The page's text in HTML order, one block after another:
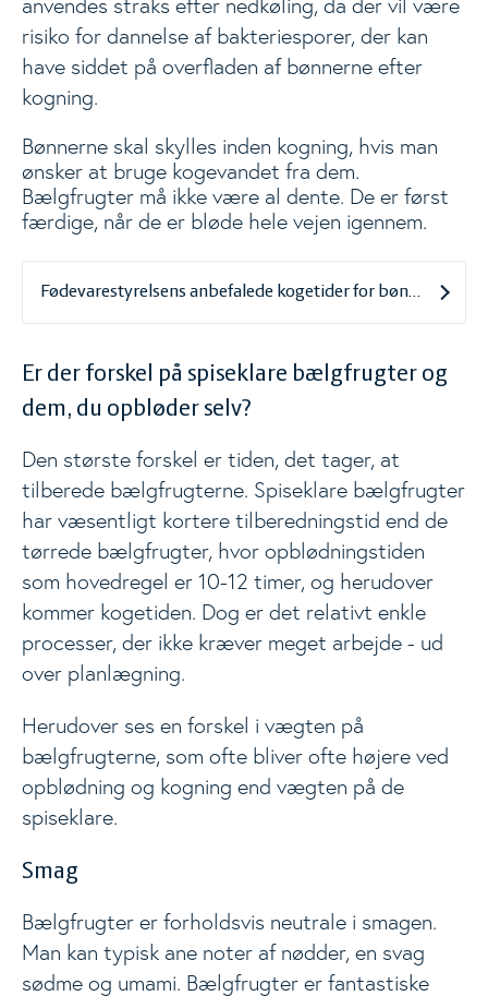
anvendes straks efter nedkøling, da der vil være
risiko for dannelse af bakteriesporer, der kan
have siddet på overfladen af bønnerne efter
kogning.
Bønnerne skal skylles inden kogning, hvis man
ønsker at bruge kogevandet fra dem.
Bælgfrugter må ikke være al dente. De er først
færdige, når de er bløde hele vejen igennem.
Fødevarestyrelsens anbefalede kogetider for bønner og
Er der forskel på spiseklare bælgfrugter og
dem, du opbløder selv?
Den største forskel er tiden, det tager, at
tilberede bælgfrugterne. Spiseklare bælgfrugter
har væsentligt kortere tilberedningstid end de
tørrede bælgfrugter, hvor opblødningstiden
som hovedregel er 10-12 timer, og herudover
kommer kogetiden. Dog er det relativt enkle
processer, der ikke kræver meget arbejde - ud
over planlægning.
Herudover ses en forskel i vægten på
bælgfrugterne, som ofte bliver ofte højere ved
opblødning og kogning end vægten på de
spiseklare.
Smag
Bælgfrugter er forholdsvis neutrale i smagen.
Man kan typisk ane noter af nødder, en svag
sødme og umami. Bælgfrugter er fantastiske